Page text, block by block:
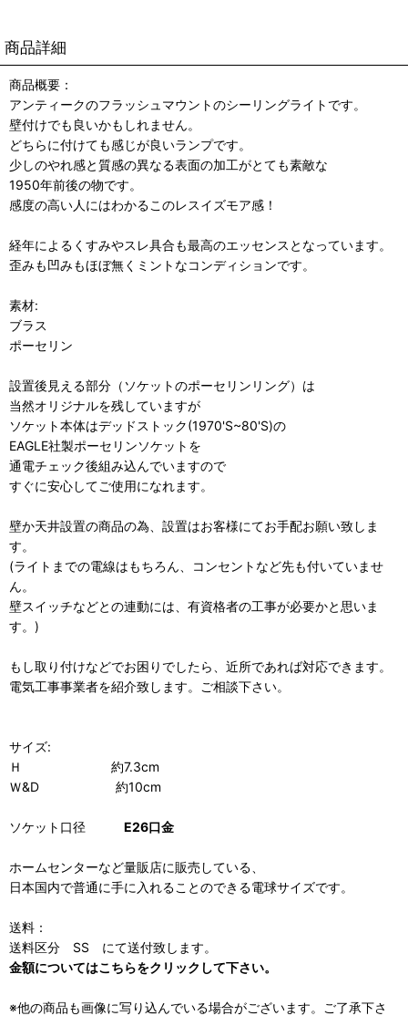
商品詳細
商品概要：
アンティークのフラッシュマウントのシーリングライトです。
壁付けでも良いかもしれません。
どちらに付けても感じが良いランプです。
少しのやれ感と質感の異なる表面の加工がとても素敵な
1950年前後の物です。
感度の高い人にはわかるこのレスイズモア感！
経年によるくすみやスレ具合も最高のエッセンスとなっています。
歪みも凹みもほぼ無くミントなコンディションです。
素材:
ブラス
ポーセリン
設置後見える部分（ソケットのポーセリンリング）は
当然オリジナルを残していますが
ソケット本体はデッドストック(1970'S~80'S)の
EAGLE社製ポーセリンソケットを
通電チェック後組み込んでいますので
すぐに安心してご使用になれます。
壁か天井設置の商品の為、設置はお客様にてお手配お願い致しま
す。
(ライトまでの電線はもちろん、コンセントなど先も付いていませ
ん。
壁スイッチなどとの連動には、有資格者の工事が必要かと思いま
す。)
もし取り付けなどでお困りでしたら、近所であれば対応できます。
電気工事事業者を紹介致します。ご相談下さい。
サイズ:
Ｈ 約7.3cm
Ｗ&D 約10cm
ソケット口径 E26口金
ホームセンターなど量販店に販売している、
日本国内で普通に手に入れることのできる電球サイズです。
送料：
送料区分 SS にて送付致します。
金額についてはこちらをクリックして下さい。
※他の商品も画像に写り込んでいる場合がございます。ご了承下さ